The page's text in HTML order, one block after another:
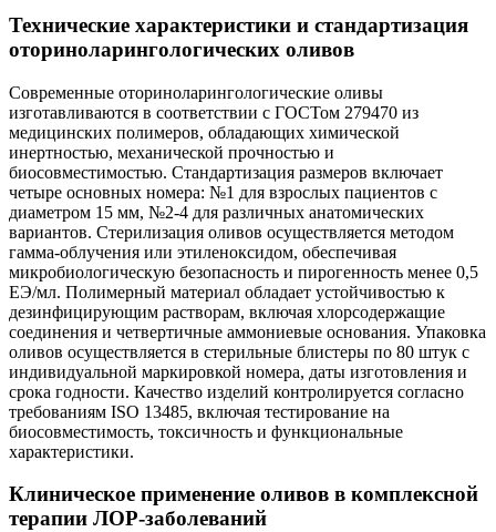
Технические характеристики и стандартизация
оториноларингологических оливов
Современные оториноларингологические оливы
изготавливаются в соответствии с ГОСТом 279470 из
медицинских полимеров, обладающих химической
инертностью, механической прочностью и
биосовместимостью. Стандартизация размеров включает
четыре основных номера: №1 для взрослых пациентов с
диаметром 15 мм, №2-4 для различных анатомических
вариантов. Стерилизация оливов осуществляется методом
гамма-облучения или этиленоксидом, обеспечивая
микробиологическую безопасность и пирогенность менее 0,5
ЕЭ/мл. Полимерный материал обладает устойчивостью к
дезинфицирующим растворам, включая хлорсодержащие
соединения и четвертичные аммониевые основания. Упаковка
оливов осуществляется в стерильные блистеры по 80 штук с
индивидуальной маркировкой номера, даты изготовления и
срока годности. Качество изделий контролируется согласно
требованиям ISO 13485, включая тестирование на
биосовместимость, токсичность и функциональные
характеристики.
Клиническое применение оливов в комплексной
терапии ЛОР-заболеваний